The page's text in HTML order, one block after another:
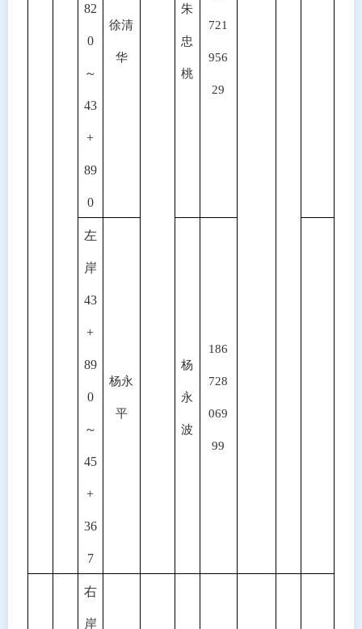
82
0
～
43
+
89
0
徐清
华
朱
忠
桃
721
956
29
左
岸
43
+
89
0
～
45
+
36
7
杨永
平
杨
永
波
186
728
069
99
右
岸